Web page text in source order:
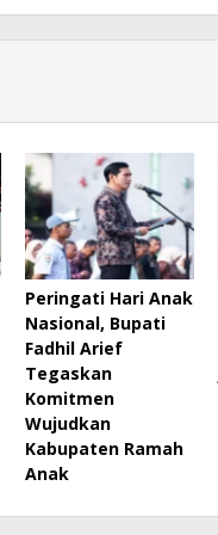
Peringati Hari Anak
Nasional, Bupati
Fadhil Arief
Tegaskan
Komitmen
Wujudkan
Kabupaten Ramah
Anak